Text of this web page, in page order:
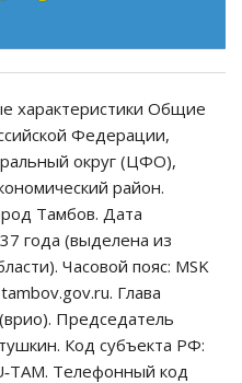
характеристики Общие
Федерации,
округ (ЦФО),
район.
Тамбов. Дата
года (выделена из
Часовой пояс: MSK
Глава
Председатель
Код субъекта РФ:
Телефонный код